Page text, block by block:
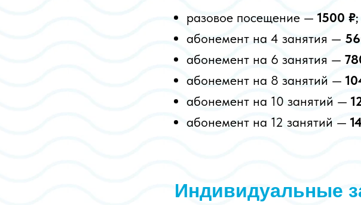
разовое посещение — 1500 ₽;
абонемент на 4 занятия —
абонемент на 6 занятия —
абонемент на 8 занятий —
абонемент на 10 занятий —
абонемент на 12 занятий —
Индивидуальные